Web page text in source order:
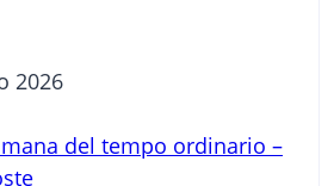
2026
del tempo ordinario –